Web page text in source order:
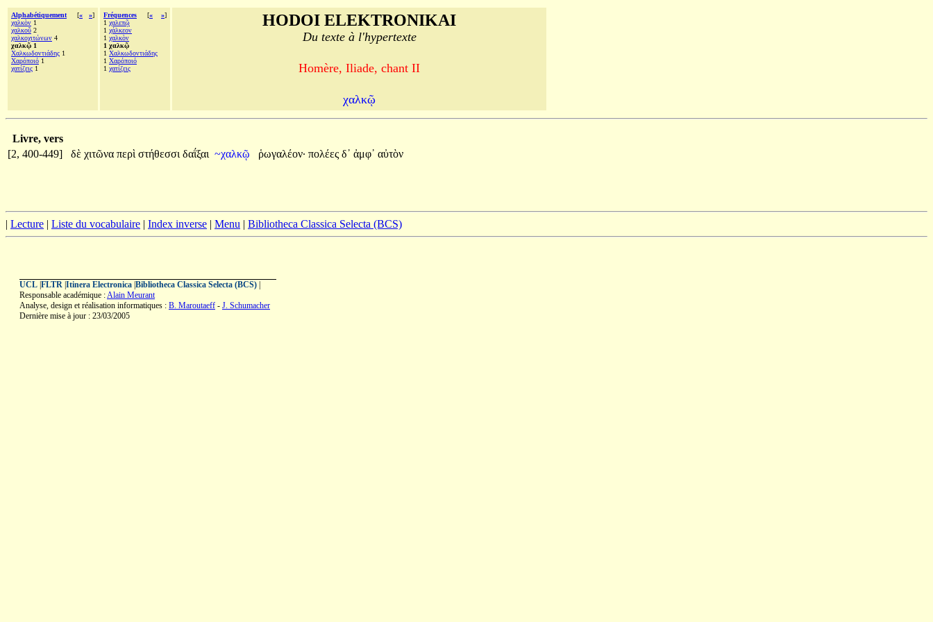
Alphabétiquement [« »]
χαλκὸν 1
χαλκοῦ 2
χαλκοχιτώνων 4
χαλκῷ 1
Χαλκωδοντιάδης 1
Χαρόποιό 1
χατίζεις 1
Fréquences [« »]
1 χαλεπῷ
1 χάλκεον
1 χαλκὸν
1 χαλκῷ
1 Χαλκωδοντιάδης
1 Χαρόποιό
1 χατίζεις
HODOI ELEKTRONIKAI
Du texte à l'hypertexte
Homère, Iliade, chant II
χαλκῷ
Livre, vers
[2, 400-449]
δὲ χιτῶνα περὶ στήθεσσι δαΐξαι ~χαλκῷ ῥωγαλέον· πολέες δ᾽ ἀμφ᾽ αὐτὸν
| Lecture | Liste du vocabulaire | Index inverse | Menu | Bibliotheca Classica Selecta (BCS)
UCL FLTR Itinera Electronica Bibliotheca Classica Selecta (BCS)
Responsable académique :Alain Meurant
Analyse, design et réalisation informatiques : B. Maroutaeff - J. Schumacher
Dernière mise à jour : 23/03/2005